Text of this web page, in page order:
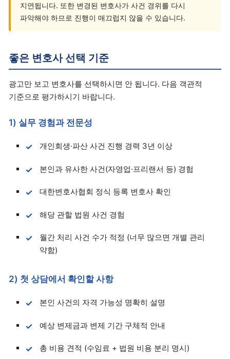
지연됩니다. 또한 변경된 변호사가 사건 경위를 다시
파악해야 하므로 진행이 매끄럽지 않을 수 있습니다.
좋은 변호사 선택 기준
광고만 보고 변호사를 선택하시면 안 됩니다. 다음 객관적
기준으로 평가하시기 바랍니다.
1) 실무 경험과 전문성
개인회생·파산 사건 진행 경력 3년 이상
본인과 유사한 사건(자영업·프리랜서 등) 경험
대한변호사협회 정식 등록 변호사 확인
해당 관할 법원 사건 경험
월간 처리 사건 수가 적정 (너무 많으면 개별 관리
약함)
2) 첫 상담에서 확인할 사항
본인 사건의 자격 가능성 명확히 설명
예상 변제금과 변제 기간 구체적 안내
총 비용 견적 (수임료 + 법원 비용 분리 명시)